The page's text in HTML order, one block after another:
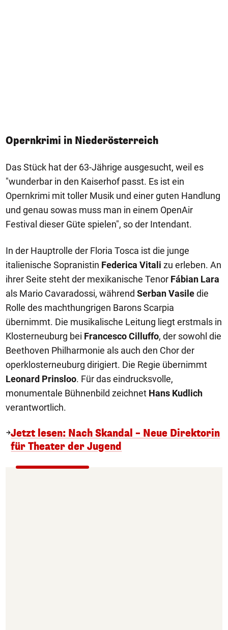
Opernkrimi in Niederösterreich
Das Stück hat der 63-Jährige ausgesucht, weil es
"wunderbar in den Kaiserhof passt. Es ist ein
Opernkrimi mit toller Musik und einer guten Handlung
und genau sowas muss man in einem OpenAir
Festival dieser Güte spielen", so der Intendant.
In der Hauptrolle der Floria Tosca ist die junge
italienische Sopranistin Federica Vitali zu erleben. An
ihrer Seite steht der mexikanische Tenor Fábian Lara
als Mario Cavaradossi, während Serban Vasiledie
Rolle des machthungrigen Barons Scarpia
übernimmt. Die musikalische Leitung liegt erstmals in
Klosterneuburg bei Francesco Cilluffo, der sowohl die
Beethoven Philharmonie als auch den Chor der
operklosterneuburg dirigiert. Die Regie übernimmt
Leonard Prinsloo. Für das eindrucksvolle,
monumentale Bühnenbild zeichnet Hans Kudlich
verantwortlich.
Jetzt lesen: Nach Skandal – Neue Direktorin
für Theater der Jugend